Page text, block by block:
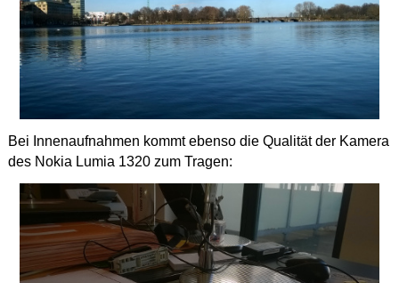
Bei Innenaufnahmen kommt ebenso die Qualität der Kamera
des Nokia Lumia 1320 zum Tragen: